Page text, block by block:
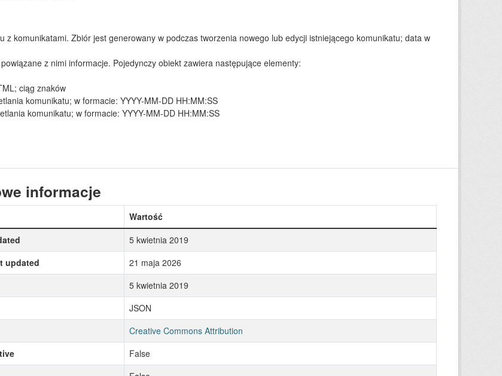
z komunikatami. Zbiór jest generowany w podczas tworzenia nowego lub edycji istniejącego komunikatu; data w
z nimi informacje. Pojedynczy obiekt zawiera następujące elementy:
ciąg znaków
komunikatu; w formacie: YYYY-MM-DD HH:MM:SS
komunikatu; w formacie: YYYY-MM-DD HH:MM:SS
informacje
Wartość
5 kwietnia 2019
updated
21 maja 2026
5 kwietnia 2019
JSON
Creative Commons Attribution
False